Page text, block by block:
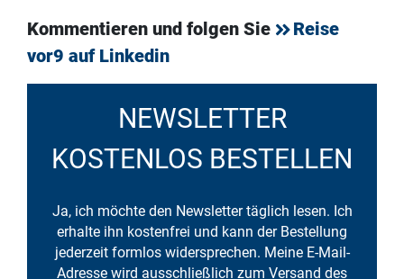
Kommentieren und folgen Sie
Reise
vor9 auf Linkedin
NEWSLETTER
KOSTENLOS BESTELLEN
Ja, ich möchte den Newsletter täglich lesen. Ich
erhalte ihn kostenfrei und kann der Bestellung
jederzeit formlos widersprechen. Meine E-Mail-
Adresse wird ausschließlich zum Versand des